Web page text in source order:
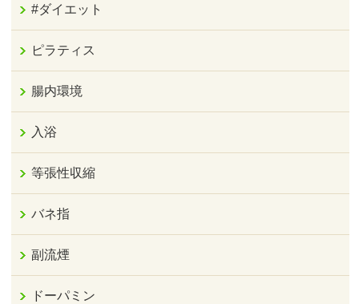
#ダイエット
ピラティス
腸内環境
入浴
等張性収縮
バネ指
副流煙
ドーパミン